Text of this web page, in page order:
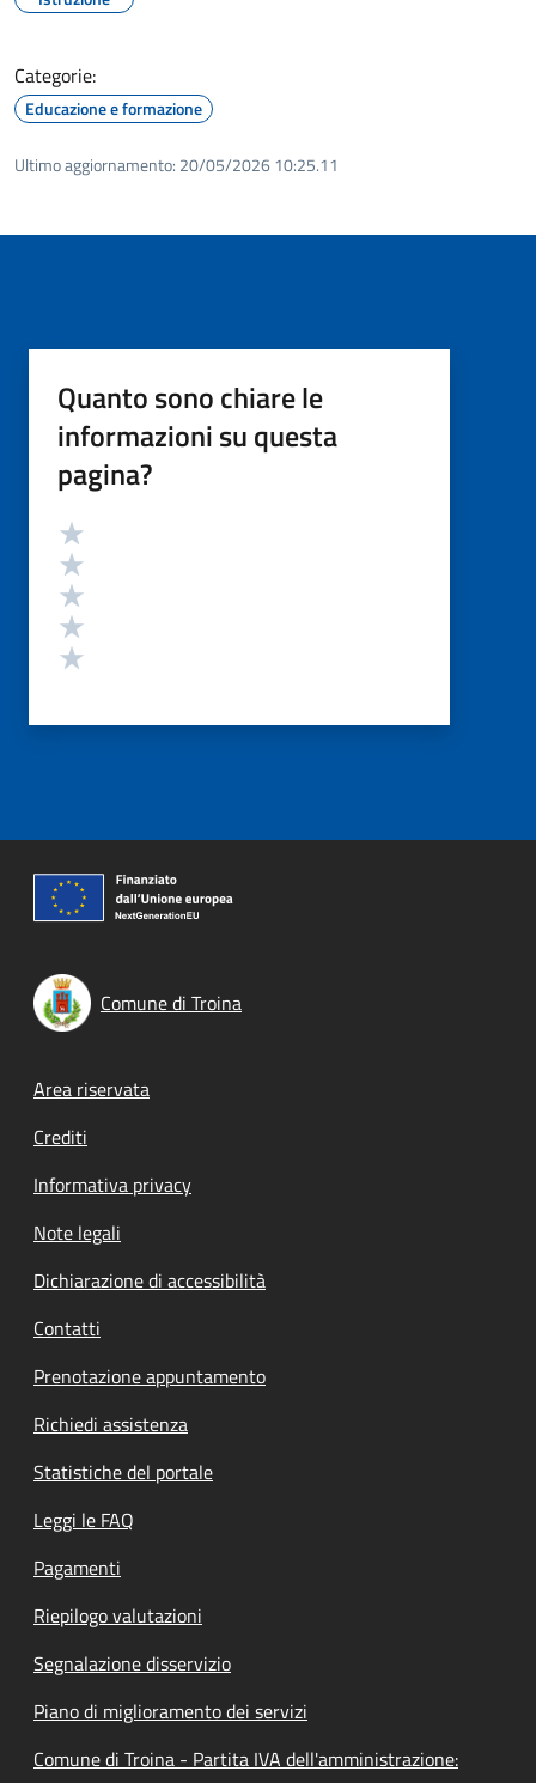
Categorie:
Educazione e formazione
Ultimo aggiornamento: 20/05/2026 10:25.11
Quanto sono chiare le
informazioni su questa
pagina?
Valutazione
Comune di Troina
Footer menu
Area riservata
Crediti
Informativa privacy
Note legali
Dichiarazione di accessibilità
Contatti
Prenotazione appuntamento
Richiedi assistenza
Statistiche del portale
Leggi le FAQ
Pagamenti
Riepilogo valutazioni
Segnalazione disservizio
Piano di miglioramento dei servizi
Comune di Troina - Partita IVA dell'amministrazione: